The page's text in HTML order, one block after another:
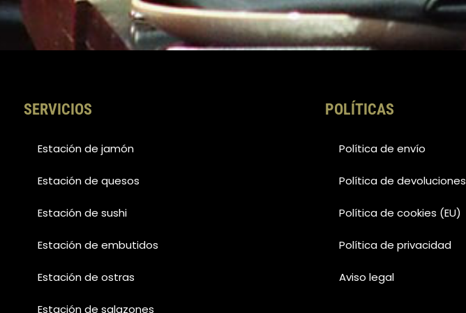
k
-
f
SERVICIOS
Estación de jamón
Estación de quesos
Estación de sushi
Estación de embutidos
Estación de ostras
Estación de salazones
POLÍTICAS
Política de envío
Política de devoluciones
Política de cookies (EU)
Política de privacidad
Aviso legal